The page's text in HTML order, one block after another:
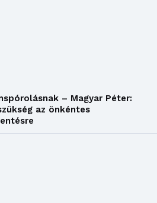
– Magyar Péter:
az önkéntes